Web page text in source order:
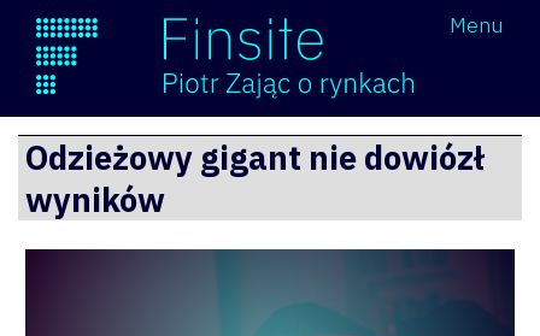
Menu
Przejdź
do
treści
Odzieżowy gigant nie dowiózł
wyników